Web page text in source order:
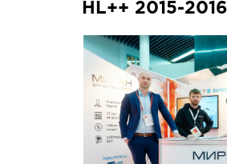
HL++ 2015-